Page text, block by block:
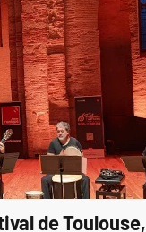
de Toulouse,